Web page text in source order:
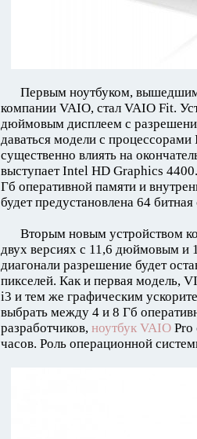
Первым ноутбуком,
компании VAIO, стал VAIO Fit.
дюймовым дисплеем с
даваться модели с
существенно влиять на
выступает Intel HD Graphics
Гб оперативной памяти и
будет предустановлена 64
Вторым новым устройством
двух версиях с 11,6 дюймовым и
диагонали разрешение будет
пикселей. Как и первая модель,
i3 и тем же графическим
выбрать между 4 и 8 Гб
разработчиков, ноутбук VAIO Pro
часов. Роль операционной